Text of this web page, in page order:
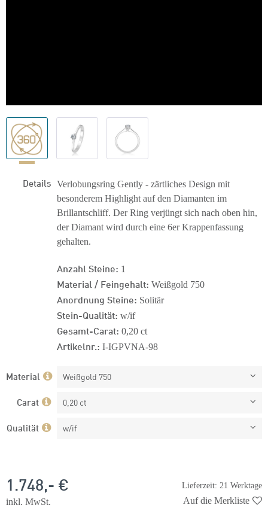
Details Verlobungsring Gently - zärtliches Design mit
besonderem Highlight auf den Diamanten im
Brillantschliff. Der Ring verjüngt sich nach oben hin,
der Diamant wird durch eine 6er Krappenfassung
gehalten.
Anzahl Steine: 1
Material / Feingehalt: Weißgold 750
Anordnung Steine: Solitär
Stein-Qualität: w/if
Gesamt-Carat: 0,20 ct
Artikelnr.: I-IGPVNA-98
Material Weißgold 750
Carat 0,20 ct
Qualität w/if
Lieferzeit: 21 Werktage
1.748,- €
inkl. MwSt.
Auf die Merkliste